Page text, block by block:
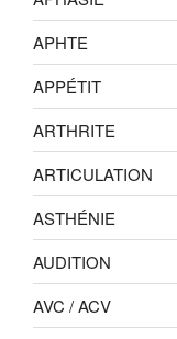
APHTE
APPÉTIT
ARTHRITE
ARTICULATION
ASTHÉNIE
AUDITION
AVC / ACV